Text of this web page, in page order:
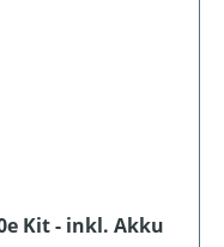
Kit - inkl. Akku